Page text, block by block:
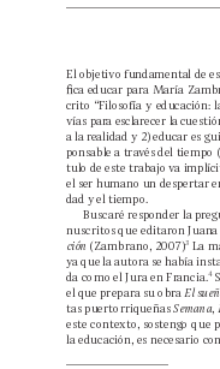
El objetivo fundamental de
ca educar para María
crito “Filosofía y educación:
vías para esclarecer la
a la realidad y 2) educar es
ponsable a través del tiempo
tulo de este trabajo va
el ser humano un despertar
dad y el tiempo.
Buscaré responder la
nuscritos que editaron Juana
ción (Zambrano, 2007).3 La
ya que la autora se había
da como el Jura en Francia.4
el que prepara su obra El
tas puertorriqueñas Semana,
este contexto, sostengo que
la educación, es necesario